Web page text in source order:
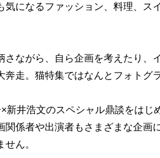
気になるファッション、料理、ス
さながら、自ら企画を考えたり、
奔走。猫特集ではなんとフォトグ
新井浩文のスペシャル鼎談をはじ
関係者や出演者もさまざまな企画
ん。